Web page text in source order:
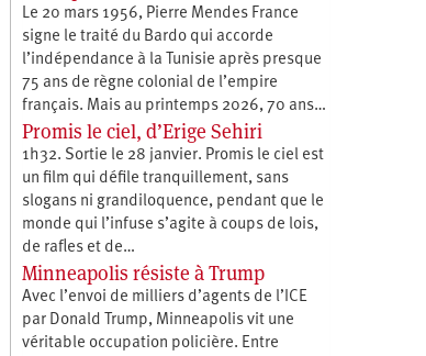
Le 20 mars 1956, Pierre Mendes France
signe le traité du Bardo qui accorde
l’indépendance à la Tunisie après presque
75 ans de règne colonial de l’empire
français. Mais au printemps 2026, 70 ans…
Promis le ciel, d’Erige Sehiri
1h32. Sortie le 28 janvier. Promis le ciel est
un film qui défile tranquillement, sans
slogans ni grandiloquence, pendant que le
monde qui l’infuse s’agite à coups de lois,
de rafles et de…
Minneapolis résiste à Trump
Avec l’envoi de milliers d’agents de l’ICE
par Donald Trump, Minneapolis vit une
véritable occupation policière. Entre